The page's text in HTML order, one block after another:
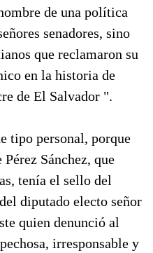
de una política
senadores, sino
que reclamaron su
en la historia de
de El Salvador ".
tipo personal, porque
Sánchez, que
tenía el sello del
diputado electo señor
quien denunció al
irresponsable y